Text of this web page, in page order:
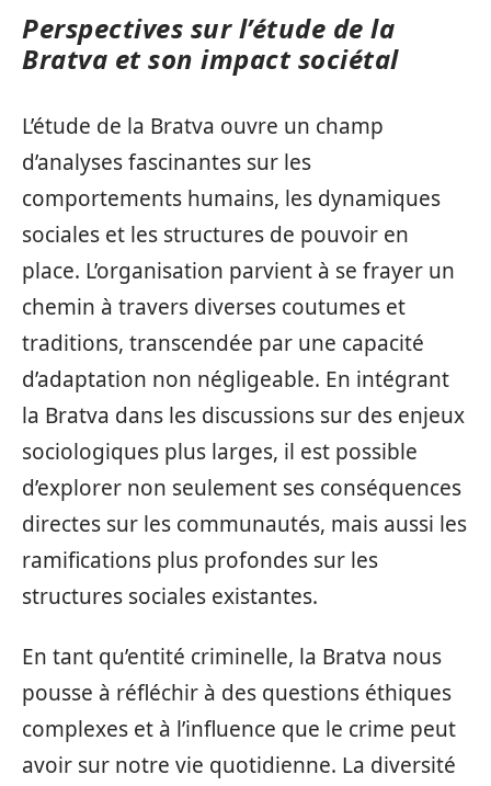
Perspectives sur l’étude de la
Bratva et son impact sociétal
L’étude de la Bratva ouvre un champ
d’analyses fascinantes sur les
comportements humains, les dynamiques
sociales et les structures de pouvoir en
place. L’organisation parvient à se frayer un
chemin à travers diverses coutumes et
traditions, transcendée par une capacité
d’adaptation non négligeable. En intégrant
la Bratva dans les discussions sur des enjeux
sociologiques plus larges, il est possible
d’explorer non seulement ses conséquences
directes sur les communautés, mais aussi les
ramifications plus profondes sur les
structures sociales existantes.
En tant qu’entité criminelle, la Bratva nous
pousse à réfléchir à des questions éthiques
complexes et à l’influence que le crime peut
avoir sur notre vie quotidienne. La diversité